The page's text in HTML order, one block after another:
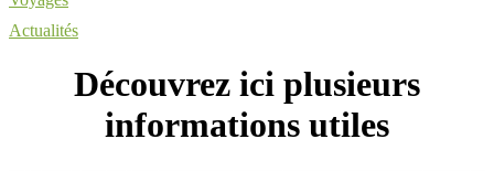
Actualités
Découvrez ici plusieurs
informations utiles